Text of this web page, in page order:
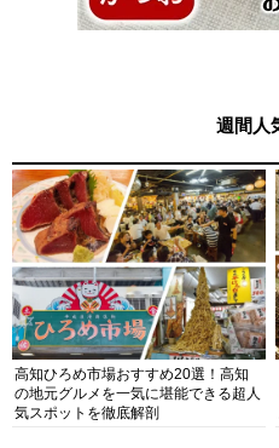
週間人
高知ひろめ市場おすすめ20選！高知
の地元グルメを一気に堪能できる超人
気スポットを徹底解剖